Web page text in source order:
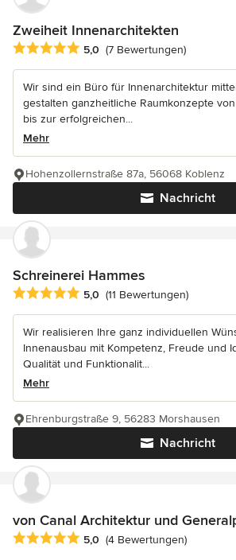
Zweiheit Innenarchitekten
Durchschnittliche Bewertung: 5 von 5
5,0 (7 Bewertungen)
Wir sind ein Büro für Innenarchitektur
gestalten ganzheitliche Raumkonzepte
bis zur erfolgreichen...
Mehr
Nachricht
Hohenzollernstraße 87a, 56068 Koblenz
Schreinerei Hammes
Durchschnittliche Bewertung: 5 von 5
5,0 (11 Bewertungen)
Wir realisieren Ihre ganz individuellen
Innenausbau mit Kompetenz, Freude und
Qualität und Funktionalit...
Mehr
Nachricht
Ehrenburgstraße 9, 56283 Morshausen
von Canal Architektur und
Durchschnittliche Bewertung: 5 von 5
5,0 (4 Bewertungen)